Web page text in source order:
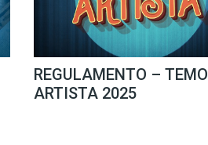
REGULAMENTO –
ARTISTA 2025